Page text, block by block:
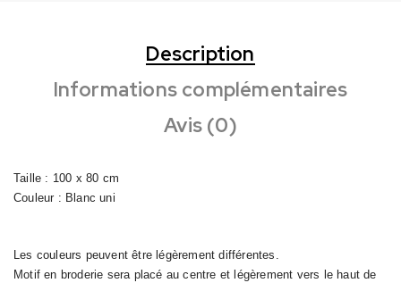
Description
Informations complémentaires
Avis (0)
Taille : 100 x 80 cm
Couleur : Blanc uni
Les couleurs peuvent être légèrement différentes.
Motif en broderie sera placé au centre et légèrement vers le haut de